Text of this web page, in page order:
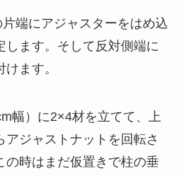
端にアジャスターをはめ込
します。そして反対側端に
ます。
幅）に2×4材を立てて、上
ジャストナットを回転さ
の時はまだ仮置きで柱の垂